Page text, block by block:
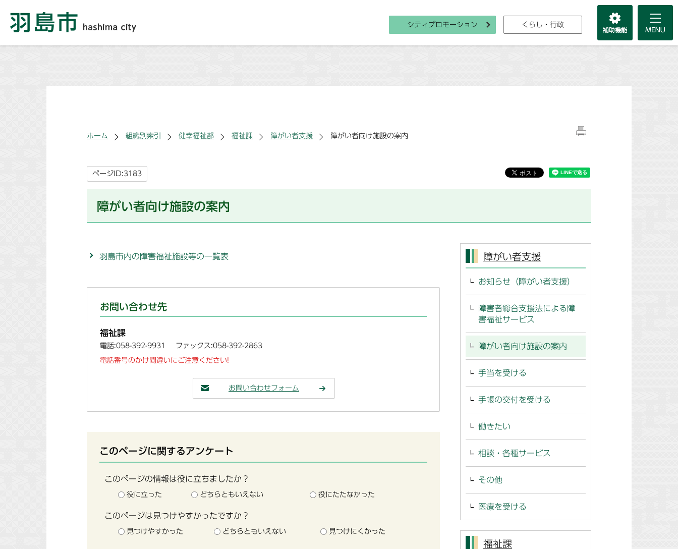
シティプロモーション くらし・行政
ホーム 組織別索引 健幸福祉部 福祉課 障がい者支援 障がい者向け施設の案内
ページID:3183
障がい者向け施設の案内
羽島市内の障害福祉施設等の一覧表
お問い合わせ先
福祉課
電話:058-392-9931 ファックス:058-392-2863
電話番号のかけ間違いにご注意ください!
お問い合わせフォーム
このページに関するアンケート
このページの情報は役に立ちましたか？
役に立った どちらともいえない 役にたたなかった
このページは見つけやすかったですか？
見つけやすかった どちらともいえない 見つけにくかった
障がい者支援
お知らせ（障がい者支援）
障害者総合支援法による障
害福祉サービス
障がい者向け施設の案内
手当を受ける
手帳の交付を受ける
働きたい
相談・各種サービス
その他
医療を受ける
福祉課